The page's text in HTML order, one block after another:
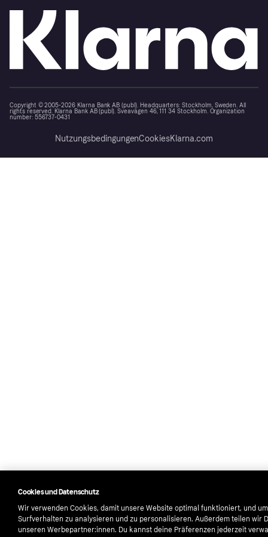
Copyright © 2005-2026 Klarna Bank AB (publ). Headquarters: Stockholm, Sweden. All
rights reserved. Klarna Bank AB (publ). Sveavägen 46, 111 34 Stockholm. Organization
number: 556737-0431
NutzungsbedingungenCookiesKlarna.com
Cookies und Datenschutz
Wir verwenden Cookies, damit unsere Website optimal funktioniert, und
Surfverhalten zu analysieren und zu personalisieren. Außerdem teilen wir
unseren Werbepartner:innen. Du kannst deine Präferenzen jederzeit